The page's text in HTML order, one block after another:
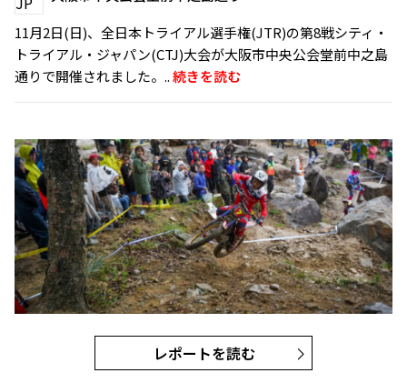
11月2日(日)、全日本トライアル選手権(JTR)の第8戦シティ・
トライアル・ジャパン(CTJ)大会が大阪市中央公会堂前中之島
通りで開催されました。..続きを読む
レポートを読む